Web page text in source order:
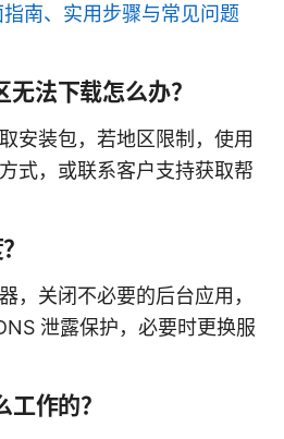
南、实用步骤与常见问题
法下载怎么办？
安装包，若地区限制，使用
式，或联系客户支持获取帮
，关闭不必要的后台应用，
泄露保护，必要时更换服
作的？